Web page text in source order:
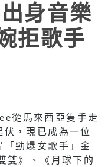
身音樂
拒歌手
從馬來西亞隻手走
，現已成為一位
勁爆女歌手」金
雙》、《月球下的